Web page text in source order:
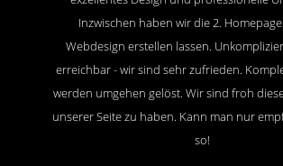
Inzwischen haben wir die 2. Homepage
Webdesign erstellen lassen.
erreichbar - wir sind sehr zufrieden.
werden umgehen gelöst. Wir sind froh
unserer Seite zu haben. Kann man nur
so!